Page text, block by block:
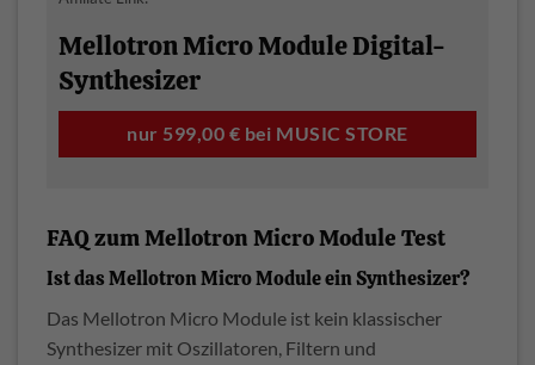
Mellotron Micro Module Digital-
Synthesizer
nur 599,00 € bei MUSIC STORE
FAQ zum Mellotron Micro Module Test
Ist das Mellotron Micro Module ein Synthesizer?
Das Mellotron Micro Module ist kein klassischer
Synthesizer mit Oszillatoren, Filtern und